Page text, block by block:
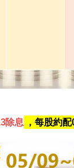
除息 ，每股約